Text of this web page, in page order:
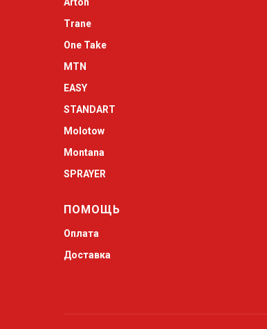
Trane
One Take
MTN
EASY
STANDART
Molotow
Montana
SPRAYER
ПОМОЩЬ
Оплата
Доставка